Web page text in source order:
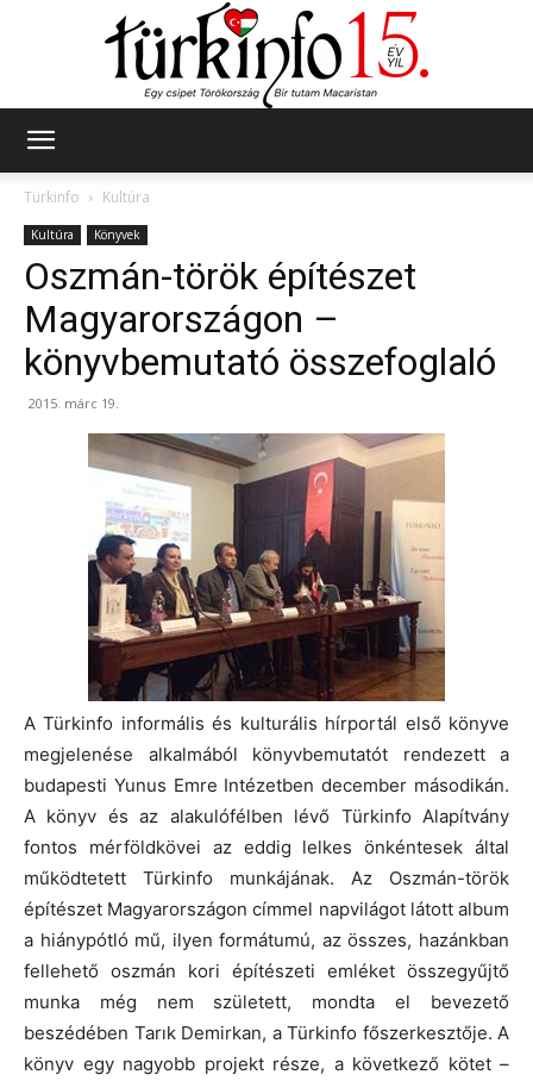
Türkinfo
Kultúra
Kultúra Könyvek
Oszmán-török építészet
Magyarországon –
könyvbemutató összefoglaló
2015. márc 19.
A Türkinfo informális és kulturális hírportál első könyve
megjelenése alkalmából könyvbemutatót rendezett a
budapesti Yunus Emre Intézetben december másodikán.
A könyv és az alakulófélben lévő Türkinfo Alapítvány
fontos mérföldkövei az eddig lelkes önkéntesek által
működtetett Türkinfo munkájának. Az Oszmán-török
építészet Magyarországon címmel napvilágot látott album
a hiánypótló mű, ilyen formátumú, az összes, hazánkban
fellehető oszmán kori építészeti emléket összegyűjtő
munka még nem született, mondta el bevezető
beszédében Tarık Demirkan, a Türkinfo főszerkesztője. A
könyv egy nagyobb projekt része, a következő kötet –